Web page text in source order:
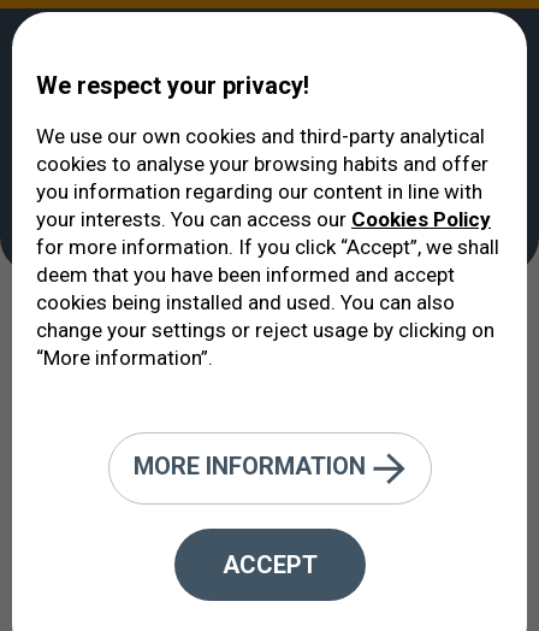
Клуб ICO
Эксклюзивный уровень
обслуживания, отвечающий
We respect your privacy!
We use our own cookies and third-party analytical
cookies to analyse your browsing habits and offer
you information regarding our content in line with
your interests. You can access our Cookies Policy
for more information. If you click “Accept”, we shall
deem that you have been informed and accept
cookies being installed and used. You can also
change your settings or reject usage by clicking on
“More information”.
MORE INFORMATION
ACCEPT